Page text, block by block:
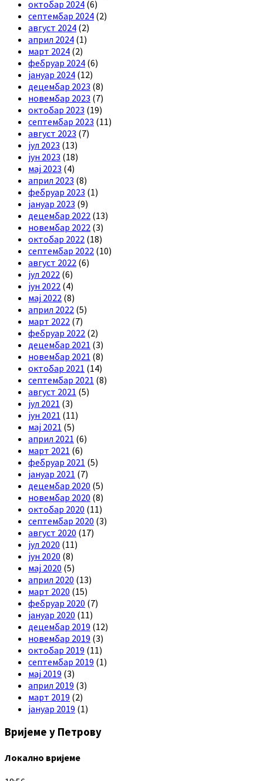
октобар 2024 (6)
септембар 2024 (2)
август 2024 (2)
април 2024 (1)
март 2024 (2)
фебруар 2024 (6)
јануар 2024 (12)
децембар 2023 (8)
новембар 2023 (7)
октобар 2023 (19)
септембар 2023 (11)
август 2023 (7)
јул 2023 (13)
јун 2023 (18)
мај 2023 (4)
април 2023 (8)
фебруар 2023 (1)
јануар 2023 (9)
децембар 2022 (13)
новембар 2022 (3)
октобар 2022 (18)
септембар 2022 (10)
август 2022 (6)
јул 2022 (6)
јун 2022 (4)
мај 2022 (8)
април 2022 (5)
март 2022 (7)
фебруар 2022 (2)
децембар 2021 (3)
новембар 2021 (8)
октобар 2021 (14)
септембар 2021 (8)
август 2021 (5)
јул 2021 (3)
јун 2021 (11)
мај 2021 (5)
април 2021 (6)
март 2021 (6)
фебруар 2021 (5)
јануар 2021 (7)
децембар 2020 (5)
новембар 2020 (8)
октобар 2020 (11)
септембар 2020 (3)
август 2020 (17)
јул 2020 (11)
јун 2020 (8)
мај 2020 (5)
април 2020 (13)
март 2020 (15)
фебруар 2020 (7)
јануар 2020 (11)
децембар 2019 (12)
новембар 2019 (3)
октобар 2019 (11)
септембар 2019 (1)
мај 2019 (3)
април 2019 (3)
март 2019 (2)
јануар 2019 (1)
Вријеме у Петрову
Локално вријеме